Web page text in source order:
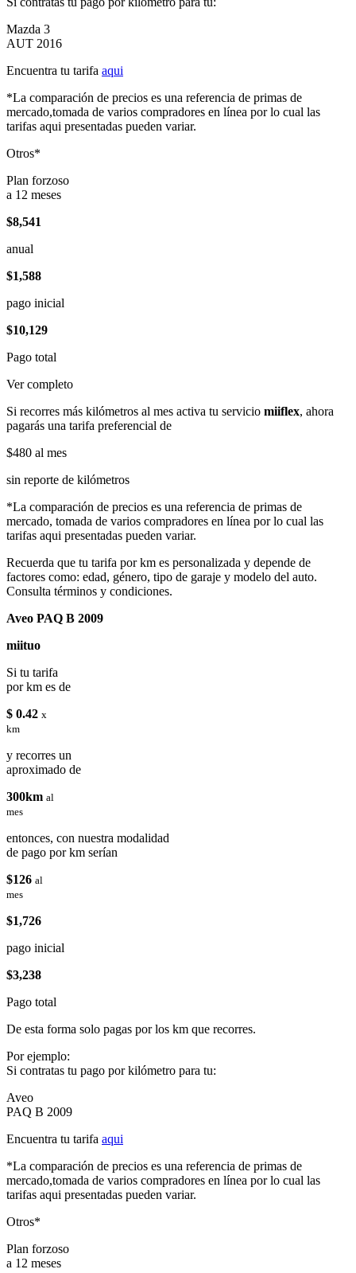
Mazda 3
AUT 2016
Encuentra tu tarifa aqui
*La comparación de precios es una referencia de primas de
mercado,tomada de varios compradores en línea por lo cual las
tarifas aqui presentadas pueden variar.
Otros*
Plan forzoso
a 12 meses
$8,541
anual
$1,588
pago inicial
$10,129
Pago total
Ver completo
Si recorres más kilómetros al mes activa tu servicio miiflex, ahora
pagarás una tarifa preferencial de
$480 al mes
sin reporte de kilómetros
*La comparación de precios es una referencia de primas de
mercado, tomada de varios compradores en línea por lo cual las
tarifas aqui presentadas pueden variar.
Recuerda que tu tarifa por km es personalizada y depende de
factores como: edad, género, tipo de garaje y modelo del auto.
Consulta términos y condiciones.
Aveo PAQ B 2009
miituo
Si tu tarifa
por km es de
$ 0.42 x
km
y recorres un
aproximado de
300km al
mes
entonces, con nuestra modalidad
de pago por km serían
$126 al
mes
$1,726
pago inicial
$3,238
Pago total
De esta forma solo pagas por los km que recorres.
Por ejemplo:
Si contratas tu pago por kilómetro para tu:
Aveo
PAQ B 2009
Encuentra tu tarifa aqui
*La comparación de precios es una referencia de primas de
mercado,tomada de varios compradores en línea por lo cual las
tarifas aqui presentadas pueden variar.
Otros*
Plan forzoso
a 12 meses